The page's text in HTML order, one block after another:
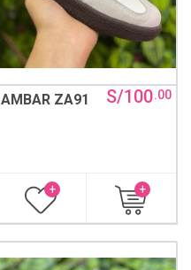
AMBAR ZA91 S/100.00
+ +